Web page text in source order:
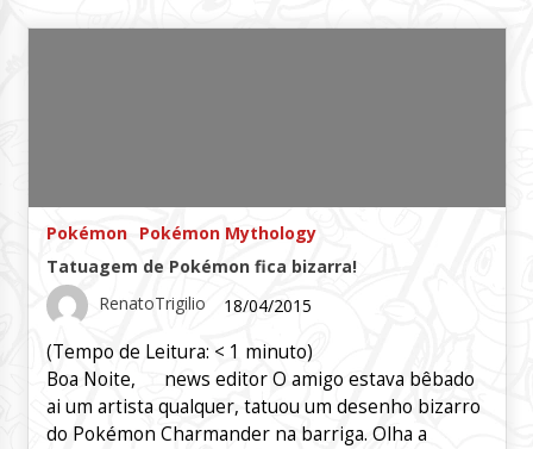
Pokémon
Pokémon Mythology
Tatuagem de Pokémon fica bizarra!
RenatoTrigilio
18/04/2015
(Tempo de Leitura: < 1 minuto)
Boa Noite, news editor O amigo estava bêbado
ai um artista qualquer, tatuou um desenho bizarro
do Pokémon Charmander na barriga. Olha a